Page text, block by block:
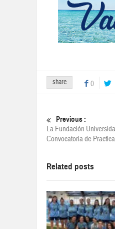
share 0
Previous :
La Fundación
Convocatoria de
Related posts